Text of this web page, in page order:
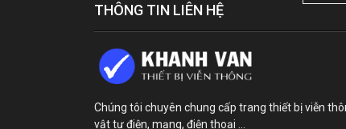
THÔNG TIN LIÊN HỆ
Chúng tôi chuyên chung cấp trang thiết bị viễn
vật tư điện, mạng, điện thoại ...